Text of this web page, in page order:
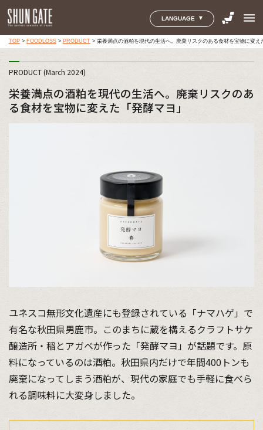
LANGUAGE menu
TOP> FOODLOSS> PRODUCT> 栄養満点の酒粕を現代の生活へ。廃棄リスクのある食材を宝物に変え
PRODUCT (March 2024)
栄養満点の酒粕を現代の生活へ。廃棄リスクのあ
る食材を宝物に変えた「発酵マヨ」
ユネスコ無形文化遺産にも登録されている「ナマハゲ」で
有名な秋田県男鹿市。このまちに蔵を構えるクラフトサケ
醸造所・稲とアガベが作った「発酵マヨ」が話題です。原
料になっているのは酒粕。秋田県内だけで年間400トンも
廃棄になってしまう酒粕が、現代の家庭でも手軽に食べら
れる調味料に大変身しました。